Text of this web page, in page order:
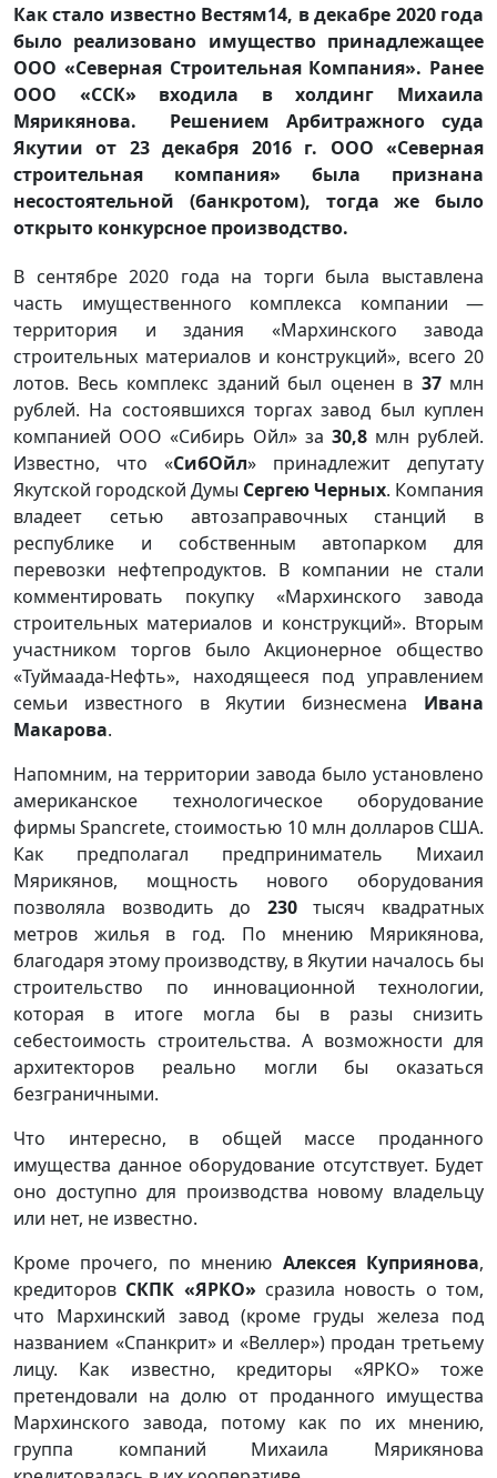
Как стало известно Вестям14, в декабре 2020 года
было реализовано имущество принадлежащее
ООО «Северная Строительная Компания». Ранее
ООО «ССК» входила в холдинг Михаила
Мярикянова. Решением Арбитражного суда
Якутии от 23 декабря 2016 г. ООО «Северная
строительная компания» была признана
несостоятельной (банкротом), тогда же было
открыто конкурсное производство.
В сентябре 2020 года на торги была выставлена
часть имущественного комплекса компании —
территория и здания «Мархинского завода
строительных материалов и конструкций», всего 20
лотов. Весь комплекс зданий был оценен в 37 млн
рублей. На состоявшихся торгах завод был куплен
компанией ООО «Сибирь Ойл» за 30,8 млн рублей.
Известно, что «СибОйл» принадлежит депутату
Якутской городской Думы Сергею Черных. Компания
владеет сетью автозаправочных станций в
республике и собственным автопарком для
перевозки нефтепродуктов. В компании не стали
комментировать покупку «Мархинского завода
строительных материалов и конструкций». Вторым
участником торгов было Акционерное общество
«Туймаада-Нефть», находящееся под управлением
семьи известного в Якутии бизнесмена Ивана
Макарова.
Напомним, на территории завода было установлено
американское технологическое оборудование
фирмы Spancrete, стоимостью 10 млн долларов США.
Как предполагал предприниматель Михаил
Мярикянов, мощность нового оборудования
позволяла возводить до 230тысяч квадратных
метров жилья в год. По мнению Мярикянова,
благодаря этому производству, в Якутии началось бы
строительство по инновационной технологии,
которая в итоге могла бы в разы снизить
себестоимость строительства. А возможности для
архитекторов реально могли бы оказаться
безграничными.
Что интересно, в общей массе проданного
имущества данное оборудование отсутствует. Будет
оно доступно для производства новому владельцу
или нет, не известно.
Кроме прочего, по мнению Алексея Куприянова,
кредиторов СКПК «ЯРКО» сразила новость о том,
что Мархинский завод (кроме груды железа под
названием «Спанкрит» и «Веллер») продан третьему
лицу. Как известно, кредиторы «ЯРКО» тоже
претендовали на долю от проданного имущества
Мархинского завода, потому как по их мнению,
группа компаний Михаила Мярикянова